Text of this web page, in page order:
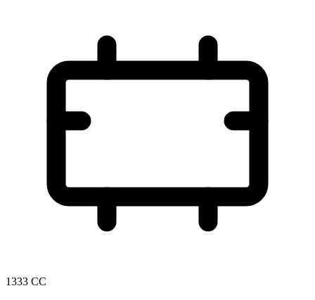
1333 CC